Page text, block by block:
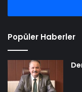
Popüler Haberler